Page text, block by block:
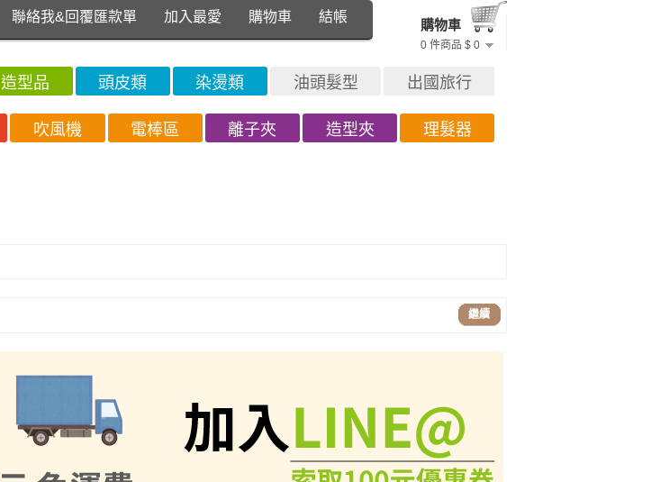
購物車
0 件商品 $ 0
聯絡我&回覆匯款單 加入最愛 購物車 結帳
造型品 頭皮類 染燙類 油頭髮型
出國旅行
吹風機 電棒區 離子夾 造型夾 理髮器
繼續